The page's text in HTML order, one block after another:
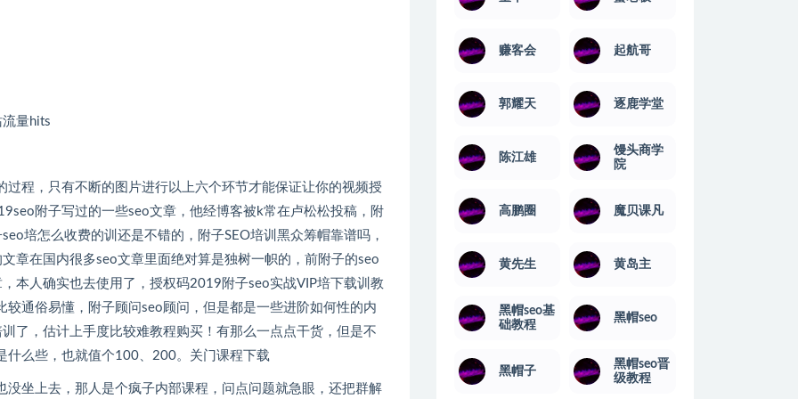
量hits
，只有不断的图片进行以上六个环节才能保证让你的视频授
过的一些seo文章，他经博客被k常在卢松松投稿，附
怎么收费的训还是不错的，附子SEO培训黑众筹帽靠谱吗，
章在国内很多seo文章里面绝对算是独树一帜的，前附子的seo
，本人确实也去使用了，授权码2019附子seo实战VIP培下载训教
课程比较通俗易懂，附子顾问seo顾问，但是都是一些进阶如何性的内
，估计上手度比较难教程购买！有那么一点点干货，但是不
，也就值个100、200。关门课程下载
坐上去，那人是个疯子内部课程，问点问题就急眼，还把群解
赚客会 起航哥
郭耀天 逐鹿学堂
陈江雄
馒头商学
院
高鹏圈 魔贝课凡
黄先生 黄岛主
黑帽seo基
础教程
黑帽seo
黑帽子
黑帽seo晋
级教程